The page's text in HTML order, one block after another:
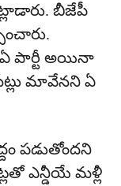
బీజేపీ
ఏ పార్టీ అయినా
సీట్లు మావేనని ఏ
పడుతోందని
ఎన్డీయే మళ్లీ